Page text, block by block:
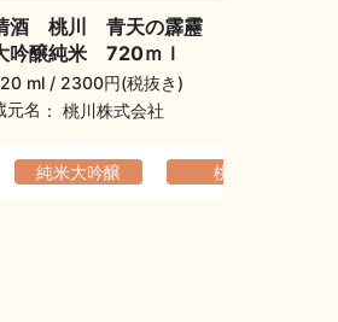
母の日ギフト
ふくよか ふくよか
酒 桃川 青天の霹靂
吟醸純米 720ｍｌ
ml
2300円(税抜き)
元名
桃川株式会社
純米大吟醸 桃川